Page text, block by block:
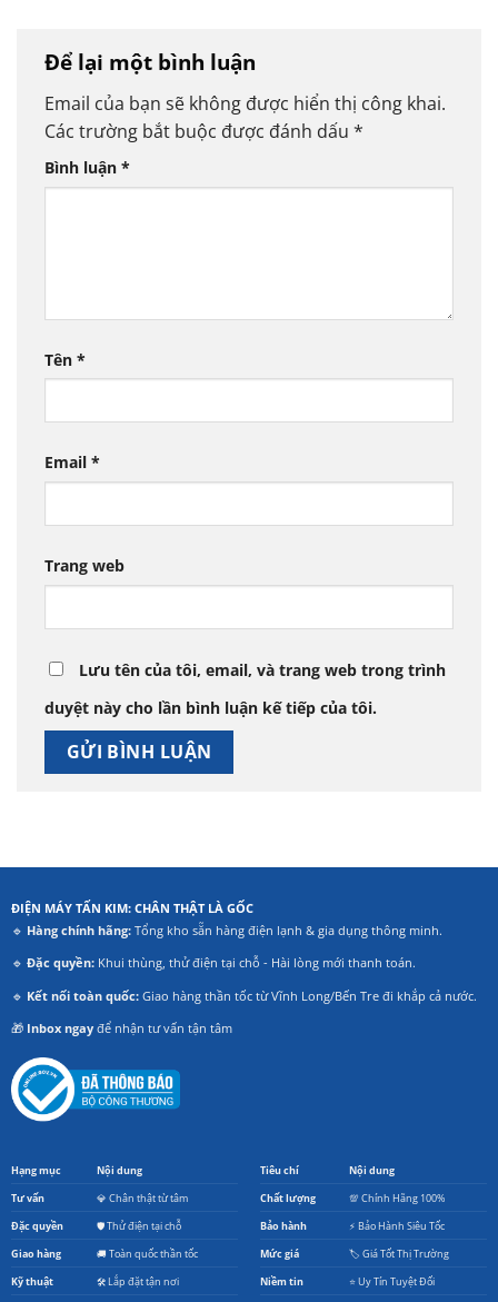
Để lại một bình luận
Email của bạn sẽ không được hiển thị công khai.
Các trường bắt buộc được đánh dấu *
Bình luận *
Tên *
Email *
Trang web
Lưu tên của tôi, email, và trang web trong trình
duyệt này cho lần bình luận kế tiếp của tôi.
ĐIỆN MÁY TẤN KIM: CHÂN THẬT LÀ GỐC
🔹 Hàng chính hãng:Tổng kho sẵn hàng điện lạnh & gia dụng thông minh.
🔹 Đặc quyền:Khui thùng, thử điện tại chỗ - Hài lòng mới thanh toán.
🔹 Kết nối toàn quốc:Giao hàng thần tốc từ Vĩnh Long/Bến Tre đi khắp cả nước.
🎁 Inbox ngayđể nhận tư vấn tận tâm
Hạng mục Nội dung
Tư vấn 💎 Chân thật từ tâm
Đặc quyền 🛡️ Thử điện tại chỗ
Giao hàng 🚚 Toàn quốc thần tốc
Kỹ thuật 🛠️ Lắp đặt tận nơi
Tiêu chí Nội dung
Chất lượng 💯 Chính Hãng 100%
Bảo hành ⚡ Bảo Hành Siêu Tốc
Mức giá 🏷️ Giá Tốt Thị Trường
Niềm tin ⭐ Uy Tín Tuyệt Đối